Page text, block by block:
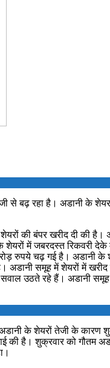
से बढ़ रहा है। अडानी के
की बंपर खरीद दी की
में जबरदस्त रिकवरी देके
रुपये चढ़ गई है। अडानी के
अडानी समूह में शेयरों में
सवाल उठते रहे हैं। अडानी
के शेयरों तेजी के कारण
की है। शुक्रवार को गौतम